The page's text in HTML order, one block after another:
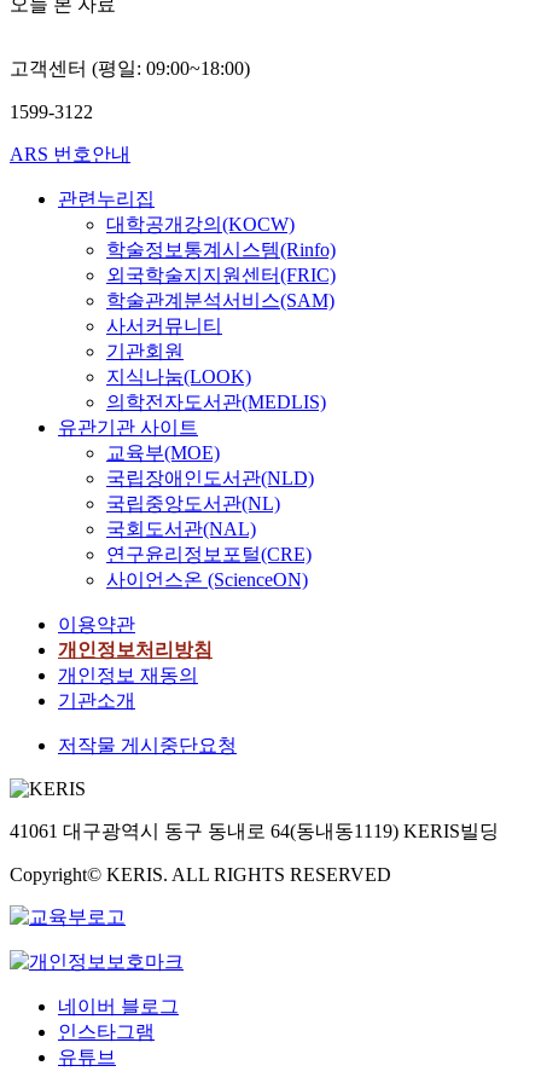
오늘 본 자료
고객센터 (평일: 09:00~18:00)
1599-3122
ARS 번호안내
관련누리집
대학공개강의(KOCW)
학술정보통계시스템(Rinfo)
외국학술지지원센터(FRIC)
학술관계분석서비스(SAM)
사서커뮤니티
기관회원
지식나눔(LOOK)
의학전자도서관(MEDLIS)
유관기관 사이트
교육부(MOE)
국립장애인도서관(NLD)
국립중앙도서관(NL)
국회도서관(NAL)
연구윤리정보포털(CRE)
사이언스온 (ScienceON)
이용약관
개인정보처리방침
개인정보 재동의
기관소개
저작물 게시중단요청
41061 대구광역시 동구 동내로 64(동내동1119) KERIS빌딩
Copyright© KERIS. ALL RIGHTS RESERVED
네이버 블로그
인스타그램
유튜브